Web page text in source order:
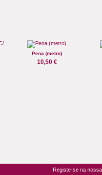
Pena (metro)
10,50 €
Registe-se na